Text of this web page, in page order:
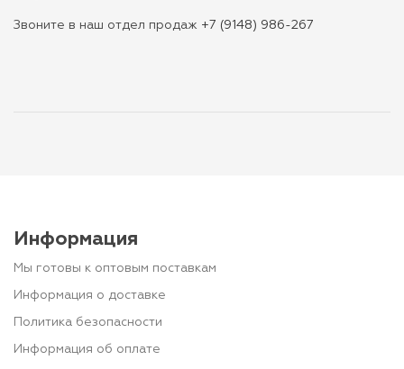
Звоните в наш отдел продаж +7 (9148) 986-267
Информация
Мы готовы к оптовым поставкам
Информация о доставке
Политика безопасности
Информация об оплате